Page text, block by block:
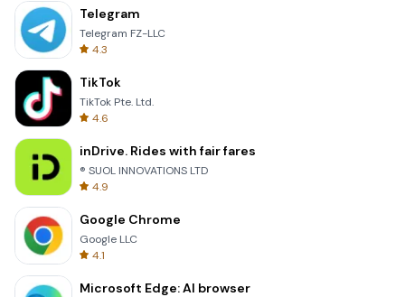
Telegram
Telegram FZ-LLC
4.3
TikTok
TikTok Pte. Ltd.
4.6
inDrive. Rides with fair fares
® SUOL INNOVATIONS LTD
4.9
Google Chrome
Google LLC
4.1
Microsoft Edge: AI browser